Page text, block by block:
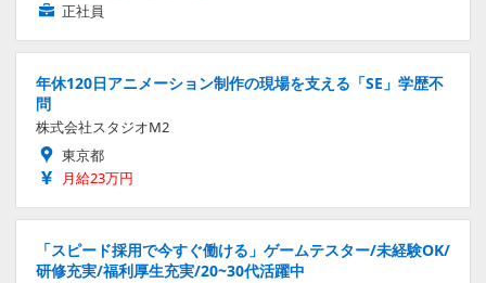
正社員
年休120日アニメーション制作の現場を支える「SE」学歴不
問
株式会社スタジオM2
東京都
月給23万円
「スピード採用で今すぐ働ける」ゲームテスター/未経験OK/
研修充実/福利厚生充実/20~30代活躍中